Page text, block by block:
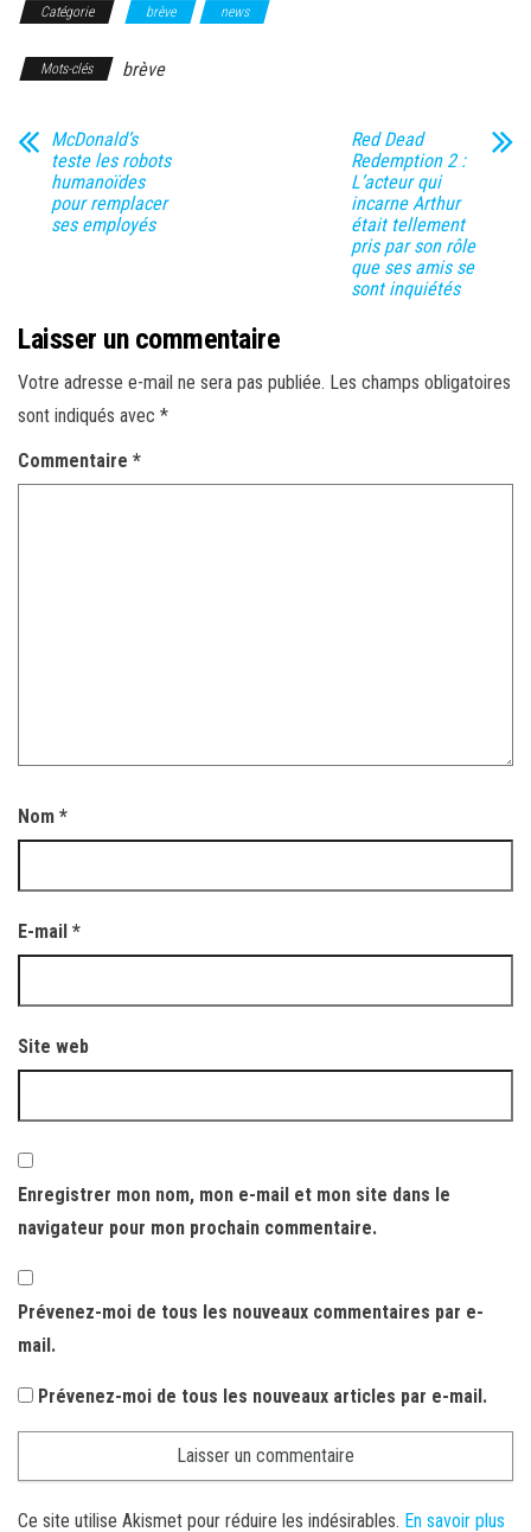
Catégorie brève news
Mots-clés brève
McDonald’s
teste les robots
humanoïdes
pour remplacer
ses employés
Red Dead
Redemption 2 :
L’acteur qui
incarne Arthur
était tellement
pris par son rôle
que ses amis se
sont inquiétés
Laisser un commentaire
Votre adresse e-mail ne sera pas publiée. Les champs obligatoires
sont indiqués avec *
Commentaire *
Nom *
E-mail *
Site web
Enregistrer mon nom, mon e-mail et mon site dans le
navigateur pour mon prochain commentaire.
Prévenez-moi de tous les nouveaux commentaires par e-
mail.
Prévenez-moi de tous les nouveaux articles par e-mail.
Ce site utilise Akismet pour réduire les indésirables. En savoir plus